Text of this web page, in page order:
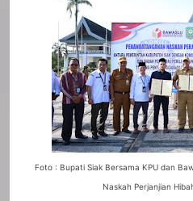
Foto : Bupati Siak Bersama KPU dan
Naskah Perjanjian